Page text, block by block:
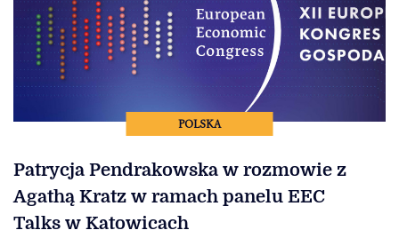
POLSKA
Patrycja Pendrakowska w rozmowie z
Agathą Kratz w ramach panelu EEC
Talks w Katowicach